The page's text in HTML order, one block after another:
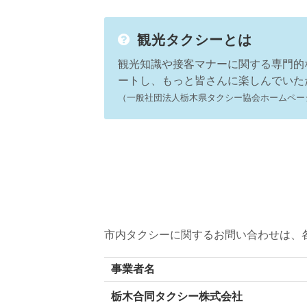
観光タクシーとは
観光知識や接客マナーに関する専門
ートし、もっと皆さんに楽しんでい
（一般社団法人栃木県タクシー協会ホームペ
市内タクシーに関するお問い合わせは
事業者名
栃木合同タクシー株式会社